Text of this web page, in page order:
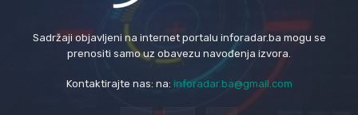
Sadržaji objavljeni na internet portalu inforadar.ba mogu se
prenositi samo uz obavezu navođenja izvora.
Kontaktirajte nas: na: inforadar.ba@gmail.com